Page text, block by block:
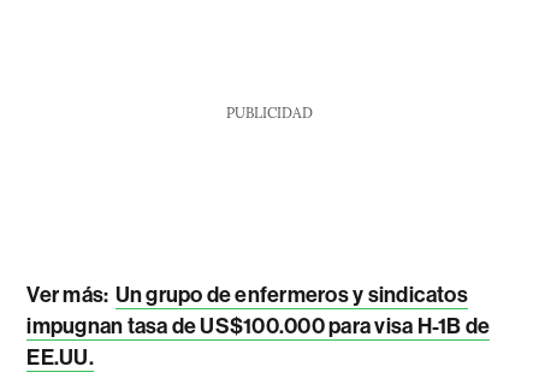
PUBLICIDAD
Ver más: Un grupo de enfermeros y sindicatos
impugnan tasa de US$100.000 para visa H-1B de
EE.UU.